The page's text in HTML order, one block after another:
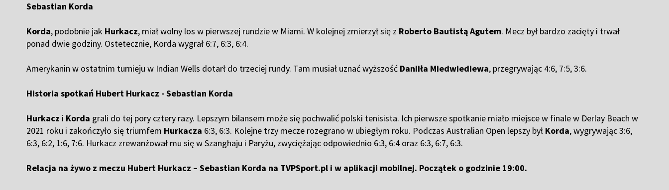
Sebastian Korda
Korda, podobnie jak Hurkacz, miał wolny los w pierwszej rundzie w Miami. W kolejnej zmierzył się z Roberto Bautistą Agutem. Mecz był bardzo zacięty i trwał
ponad dwie godziny. Ostetecznie, Korda wygrał 6:7, 6:3, 6:4.
Amerykanin w ostatnim turnieju w Indian Wells dotarł do trzeciej rundy. Tam musiał uznać wyższość Daniiła Miedwiediewa, przegrywając 4:6, 7:5, 3:6.
Historia spotkań Hubert Hurkacz - Sebastian Korda
Hurkacz i Korda grali do tej pory cztery razy. Lepszym bilansem może się pochwalić polski tenisista. Ich pierwsze spotkanie miało miejsce w finale w Derlay Beach w
2021 roku i zakończyło się triumfem Hurkacza 6:3, 6:3. Kolejne trzy mecze rozegrano w ubiegłym roku. Podczas Australian Open lepszy był Korda, wygrywając 3:6,
6:3, 6:2, 1:6, 7:6. Hurkacz zrewanżował mu się w Szanghaju i Paryżu, zwyciężając odpowiednio 6:3, 6:4 oraz 6:3, 6:7, 6:3.
Relacja na żywo z meczu Hubert Hurkacz – Sebastian Korda na TVPSport.pl i w aplikacji mobilnej. Początek o godzinie 19:00.